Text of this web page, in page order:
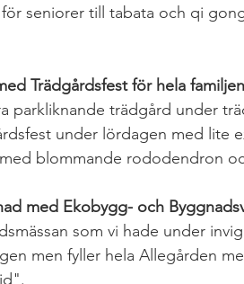
seniorer till tabata och qi
Trädgårdsfest för hela familjen
parkliknande trädgård under
under lördagen med lite
blommande rododendron
med Ekobygg- och
som vi hade under
men fyller hela Allegården